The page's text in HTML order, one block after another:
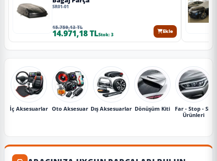
SR01-01
15.759,13 TL
14.971,18 TLStok: 3
Ekle
İç Aksesuarlar Oto Aksesuar Dış Aksesuarlar Dönüşüm Kiti
Far - Stop - Sis
Ürünleri